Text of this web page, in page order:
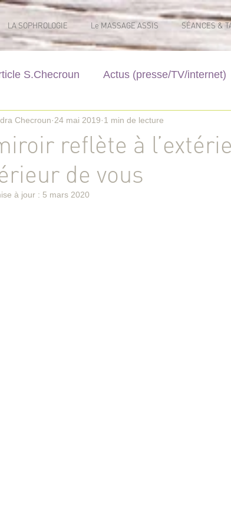
LA SOPHROLOGIE Le MASSAGE ASSIS SÉANCES &
S.Checroun Actus (presse/TV/internet)
reflète à
de vous
Checroun 24 mai 2019 1 min de lecture
à jour : 5 mars 2020